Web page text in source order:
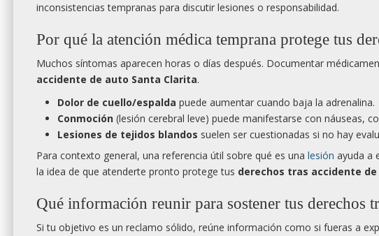
inconsistencias tempranas para discutir lesiones o responsabilidad.
Por qué la atención médica temprana protege tus
Muchos síntomas aparecen horas o días después. Documentar
accidente de auto Santa Clarita.
Dolor de cuello/espalda puede aumentar cuando baja la adrenalina.
Conmoción (lesión cerebral leve) puede manifestarse con náuseas,
Lesiones de tejidos blandos suelen ser cuestionadas si no hay
Para contexto general, una referencia útil sobre qué es una lesión ayuda a
la idea de que atenderte pronto protege tus derechos tras accidente
Qué información reunir para sostener tus derechos
Si tu objetivo es un reclamo sólido, reúne información como si fueras a